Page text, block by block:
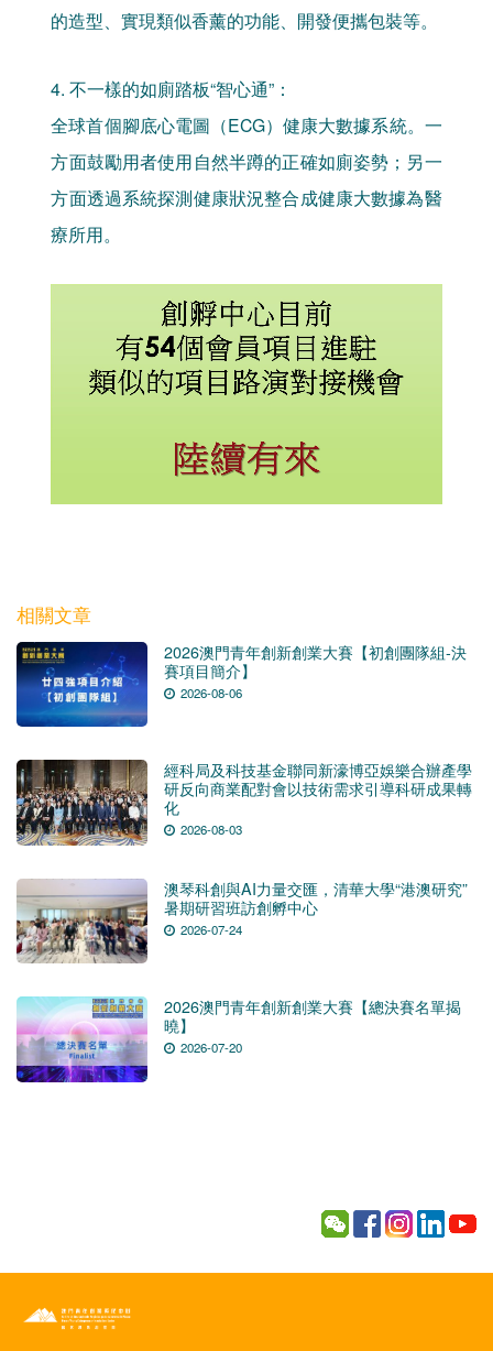
的造型、實現類似香薰的功能、開發便攜包裝等。
4. 不一樣的如廁踏板“智心通”：
全球首個腳底心電圖（ECG）健康大數據系統。一
方面鼓勵用者使用自然半蹲的正確如廁姿勢；另一
方面透過系統探測健康狀況整合成健康大數據為醫
療所用。
相關文章
2026澳門青年創新創業大賽【初創團隊組-決
賽項目簡介】
2026-08-06
經科局及科技基金聯同新濠博亞娛樂合辦產學
研反向商業配對會以技術需求引導科研成果轉
化
2026-08-03
澳琴科創與AI力量交匯，清華大學“港澳研究”
暑期研習班訪創孵中心
2026-07-24
2026澳門青年創新創業大賽【總決賽名單揭
曉】
2026-07-20